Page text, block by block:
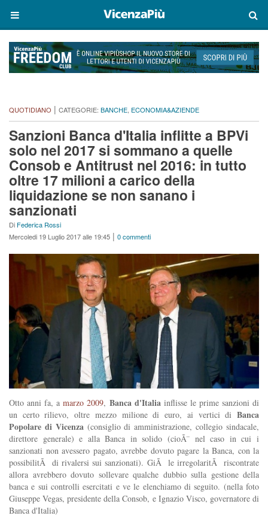
QUOTIDIANO | CATEGORIE: BANCHE, ECONOMIA&AZIENDE
Sanzioni Banca d'Italia inflitte a BPVi
solo nel 2017 si sommano a quelle
Consob e Antitrust nel 2016: in tutto
oltre 17 milioni a carico della
liquidazione se non sanano i
sanzionati
Di Federica Rossi
Mercoledi 19 Luglio 2017 alle 19:45 | 0 commenti
Otto anni fa, amarzo 2009, Banca d'Italiainflisse le prime sanzioni di
un certo rilievo, oltre mezzo milione di euro, ai vertici di Banca
Popolare di Vicenza(consiglio di amministrazione, collegio sindacale,
direttore generale) e alla Banca in solido (cioÃ¨ nel caso in cui i
sanzionati non avessero pagato, avrebbe dovuto pagare la Banca, con la
possibilitÃ di rivalersi sui sanzionati). GiÃ le irregolaritÃ riscontrate
allora avrebbero dovuto sollevare qualche dubbio sulla gestione della
banca e sui controlli esercitati e ve le elenchiamo di seguito. (nella foto
Giuseppe Vegas, presidente della Consob, e Ignazio Visco, governatore di
Banca d'Italia)